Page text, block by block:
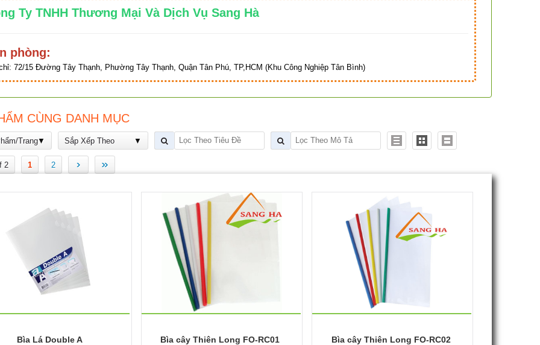
Ty TNHH Thương Mại Và Dịch Vụ Sang Hà
phòng:
72/15 Đường Tây Thạnh, Phường Tây Thạnh, Quận Tân Phú, TP,HCM (Khu Công Nghiệp Tân Bình)
CÙNG DANH MỤC
Trang Sắp Xếp Theo
2 1 2 › »
Bìa Lá Double A Bìa cây Thiên Long FO-RC01 Bìa cây Thiên Long FO-RC02